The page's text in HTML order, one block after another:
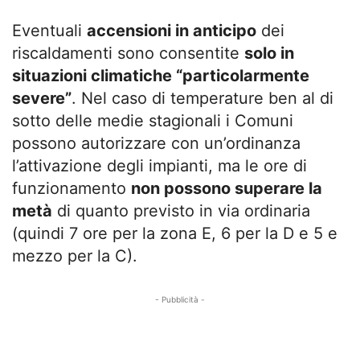
Eventuali accensioni in anticipo dei
riscaldamenti sono consentite solo in
situazioni climatiche “particolarmente
severe”. Nel caso di temperature ben al di
sotto delle medie stagionali i Comuni
possono autorizzare con un’ordinanza
l’attivazione degli impianti, ma le ore di
funzionamento non possono superare la
metà di quanto previsto in via ordinaria
(quindi 7 ore per la zona E, 6 per la D e 5 e
mezzo per la C).
- Pubblicità -